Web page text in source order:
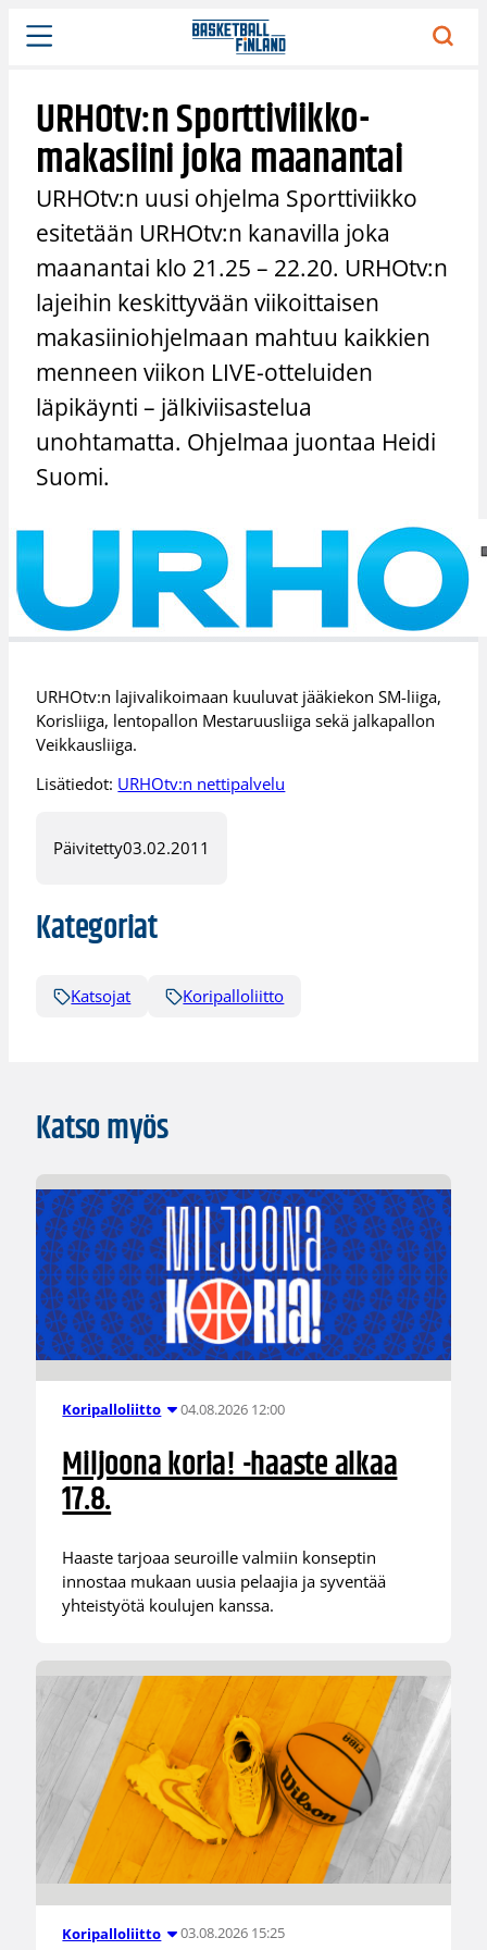
Siirry
sisältöön
URHOtv:n Sporttiviikko-
makasiini joka maanantai
URHOtv:n uusi ohjelma Sporttiviikko
esitetään URHOtv:n kanavilla joka
maanantai klo 21.25 – 22.20. URHOtv:n
lajeihin keskittyvään viikoittaisen
makasiiniohjelmaan mahtuu kaikkien
menneen viikon LIVE-otteluiden
läpikäynti – jälkiviisastelua
unohtamatta. Ohjelmaa juontaa Heidi
Suomi.
URHOtv:n lajivalikoimaan kuuluvat jääkiekon SM-liiga,
Korisliiga, lentopallon Mestaruusliiga sekä jalkapallon
Veikkausliiga.
Lisätiedot: URHOtv:n nettipalvelu
Päivitetty03.02.2011
Kategoriat
Katsojat Koripalloliitto
Katso myös
Koripalloliitto 04.08.2026 12:00
Miljoona koria! -haaste alkaa
17.8.
Haaste tarjoaa seuroille valmiin konseptin
innostaa mukaan uusia pelaajia ja syventää
yhteistyötä koulujen kanssa.
Koripalloliitto 03.08.2026 15:25